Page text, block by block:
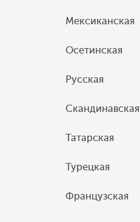
Мексиканская
Осетинская
Русская
Скандинавская
Татарская
Турецкая
Французская